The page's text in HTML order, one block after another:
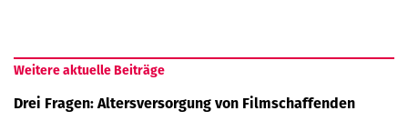
Weitere aktuelle Beiträge
Drei Fragen: Altersversorgung von Filmschaffenden